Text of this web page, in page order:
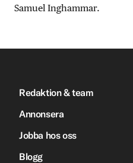
Samuel Inghammar.
Redaktion & team
Annonsera
Jobba hos oss
Blogg